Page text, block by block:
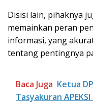
Disisi lain, pihaknya
memainkan peran
informasi, yang
tentang pentingnya
Baca Juga Ketua
Tasyakuran APEKSI